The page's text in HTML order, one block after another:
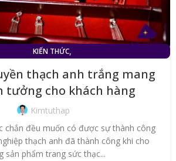
KIẾN THỨC,
thạch anh trắng mang
tưởng cho khách hàng
Kimtuthap
chắn đều muốn có được sự thành công
thạch anh đã thành công khi cho
sản phẩm trang sức thạc...